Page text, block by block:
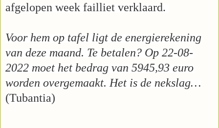
afgelopen week failliet verklaard.
Voor hem op tafel ligt de energierekening
van deze maand. Te betalen? Op 22-08-
2022 moet het bedrag van 5945,93 euro
worden overgemaakt. Het is de nekslag…
(Tubantia)